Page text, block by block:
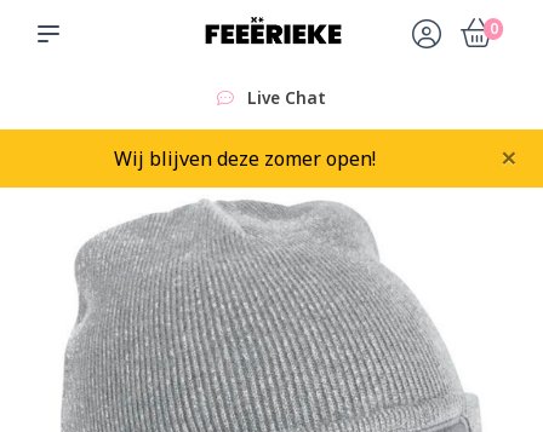
0
Live Chat
Wij blijven deze zomer open! ×